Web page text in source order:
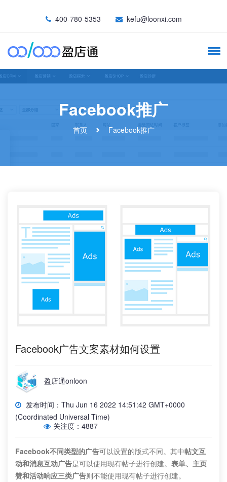
400-780-5353 kefu@loonxi.com
Facebook推广
首页 Facebook推广
Facebook广告文案素材如何设置
盈店通onloon
发布时间：Thu Jun 16 2022 14:51:42 GMT+0000
(Coordinated Universal Time)
关注度：4887
Facebook不同类型的广告可以设置的版式不同。其中帖文互
动和消息互动广告是可以使用现有帖子进行创建。 表单、主页
赞和活动响应三类广告则不能使用现有帖子进行创建。